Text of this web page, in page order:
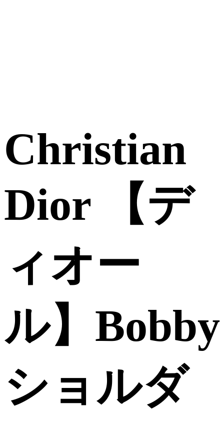
Christian
Dior 【デ
ィオー
ル】Bobby
ショルダ